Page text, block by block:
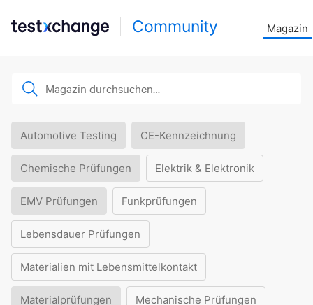
Community Magazin
Automotive Testing CE-Kennzeichnung
Chemische Prüfungen Elektrik & Elektronik
EMV Prüfungen Funkprüfungen
Lebensdauer Prüfungen
Materialien mit Lebensmittelkontakt
Materialprüfungen Mechanische Prüfungen